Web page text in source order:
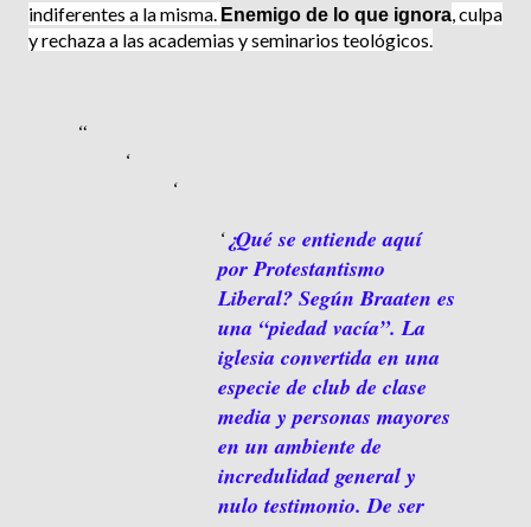
indiferentes a la misma. Enemigo de lo que ignora , culpa
y rechaza a las academias y seminarios teológicos.
¿Qué se entiende aquí
por Protestantismo
Liberal? Según Braaten es
una “piedad vacía”. La
iglesia convertida en una
especie de club de clase
media y personas mayores
en un ambiente de
incredulidad general y
nulo testimonio. De ser